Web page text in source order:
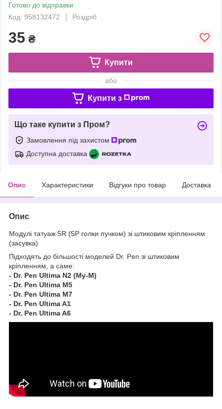
Готово до відправки
Код: 958132472
Роздріб
35 ₴
Купити
або
Купити з
Що таке купити з Пром?
Замовлення під захистом
Доступна доставка
Опис Характеристики Відгуки про товар Доставка
Опис
Модулі татуаж 5R (5P голки пучком) зі штиковим кріпленням
(засувка)
Підходять до більшості моделей Dr. Pen зі штиковим
кріпленням, а саме:
- Dr. Pen Ultima N2 (My-M)
- Dr. Pen Ultima M5
- Dr. Pen Ultima M7
- Dr. Pen Ultima A1
- Dr. Pen Ultima A6